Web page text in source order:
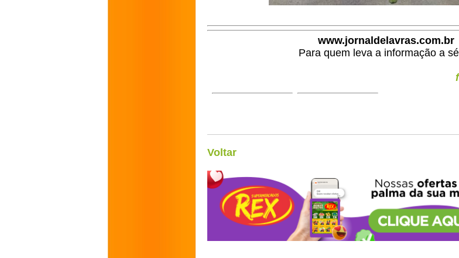
www.jornaldelavras.com.br
Para quem leva a informação a
Voltar